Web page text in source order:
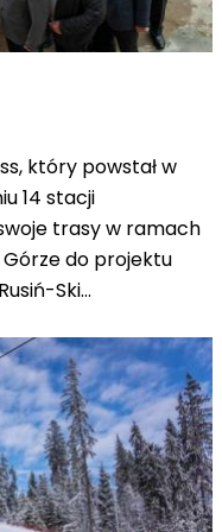
który powstał w
14 stacji
trasy w ramach
Górze do projektu
Ski…